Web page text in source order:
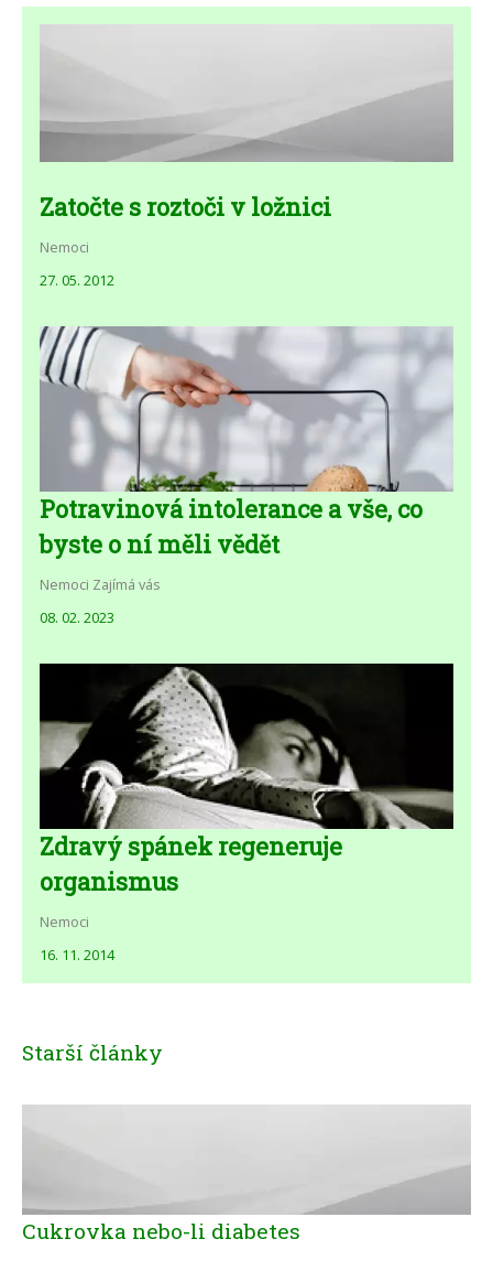
Zatočte s roztoči v ložnici
Nemoci
27. 05. 2012
Potravinová intolerance a vše, co
byste o ní měli vědět
Nemoci Zajímá vás
08. 02. 2023
Zdravý spánek regeneruje
organismus
Nemoci
16. 11. 2014
Starší články
Cukrovka nebo-li diabetes